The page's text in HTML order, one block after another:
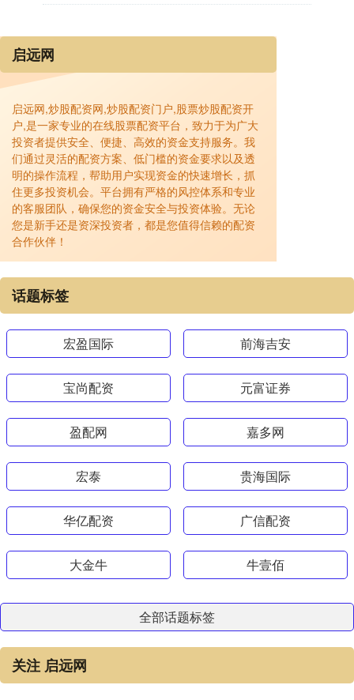
启远网
启远网,炒股配资网,炒股配资门户,股票炒股配资开
户,是一家专业的在线股票配资平台，致力于为广大
投资者提供安全、便捷、高效的资金支持服务。我
们通过灵活的配资方案、低门槛的资金要求以及透
明的操作流程，帮助用户实现资金的快速增长，抓
住更多投资机会。平台拥有严格的风控体系和专业
的客服团队，确保您的资金安全与投资体验。无论
您是新手还是资深投资者，都是您值得信赖的配资
合作伙伴！
话题标签
宏盈国际 前海吉安
宝尚配资 元富证券
盈配网 嘉多网
宏泰 贵海国际
华亿配资 广信配资
大金牛 牛壹佰
全部话题标签
关注 启远网